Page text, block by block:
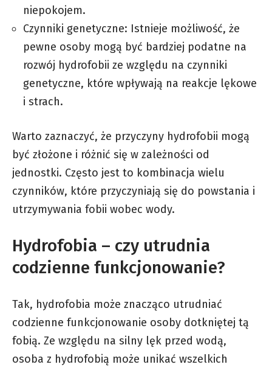
niepokojem.
Czynniki genetyczne: Istnieje możliwość, że
pewne osoby mogą być bardziej podatne na
rozwój hydrofobii ze względu na czynniki
genetyczne, które wpływają na reakcje lękowe
i strach.
Warto zaznaczyć, że przyczyny hydrofobii mogą
być złożone i różnić się w zależności od
jednostki. Często jest to kombinacja wielu
czynników, które przyczyniają się do powstania i
utrzymywania fobii wobec wody.
Hydrofobia – czy utrudnia
codzienne funkcjonowanie?
Tak, hydrofobia może znacząco utrudniać
codzienne funkcjonowanie osoby dotkniętej tą
fobią. Ze względu na silny lęk przed wodą,
osoba z hydrofobią może unikać wszelkich